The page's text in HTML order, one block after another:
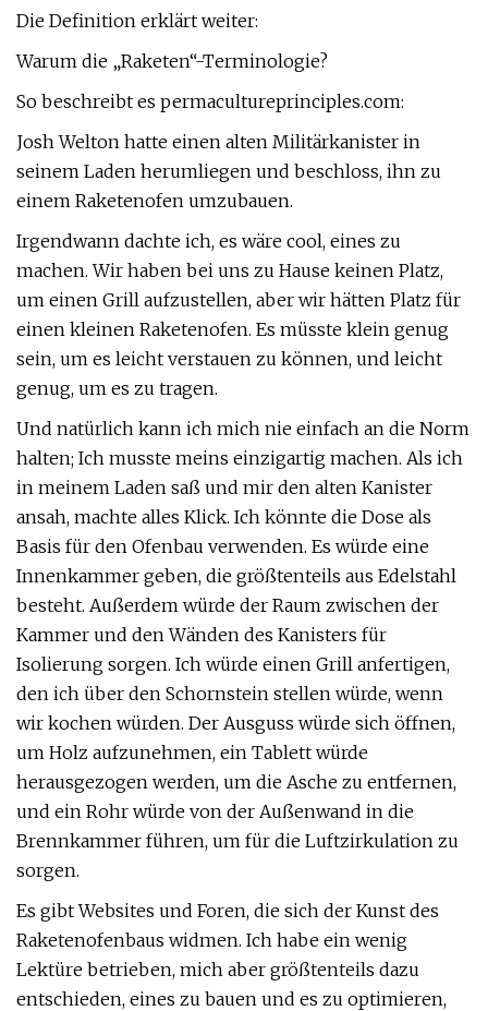
Die Definition erklärt weiter:
Warum die „Raketen“-Terminologie?
So beschreibt es permacultureprinciples.com:
Josh Welton hatte einen alten Militärkanister in
seinem Laden herumliegen und beschloss, ihn zu
einem Raketenofen umzubauen.
Irgendwann dachte ich, es wäre cool, eines zu
machen. Wir haben bei uns zu Hause keinen Platz,
um einen Grill aufzustellen, aber wir hätten Platz für
einen kleinen Raketenofen. Es müsste klein genug
sein, um es leicht verstauen zu können, und leicht
genug, um es zu tragen.
Und natürlich kann ich mich nie einfach an die Norm
halten; Ich musste meins einzigartig machen. Als ich
in meinem Laden saß und mir den alten Kanister
ansah, machte alles Klick. Ich könnte die Dose als
Basis für den Ofenbau verwenden. Es würde eine
Innenkammer geben, die größtenteils aus Edelstahl
besteht. Außerdem würde der Raum zwischen der
Kammer und den Wänden des Kanisters für
Isolierung sorgen. Ich würde einen Grill anfertigen,
den ich über den Schornstein stellen würde, wenn
wir kochen würden. Der Ausguss würde sich öffnen,
um Holz aufzunehmen, ein Tablett würde
herausgezogen werden, um die Asche zu entfernen,
und ein Rohr würde von der Außenwand in die
Brennkammer führen, um für die Luftzirkulation zu
sorgen.
Es gibt Websites und Foren, die sich der Kunst des
Raketenofenbaus widmen. Ich habe ein wenig
Lektüre betrieben, mich aber größtenteils dazu
entschieden, eines zu bauen und es zu optimieren,